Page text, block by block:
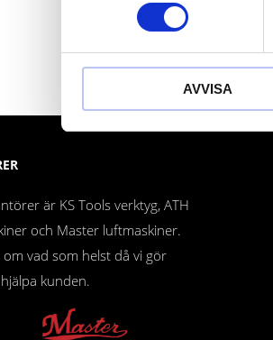
AVVISA
är KS Tools verktyg, ATH
och Master luftmaskiner.
vad som helst då vi gör
kunden.